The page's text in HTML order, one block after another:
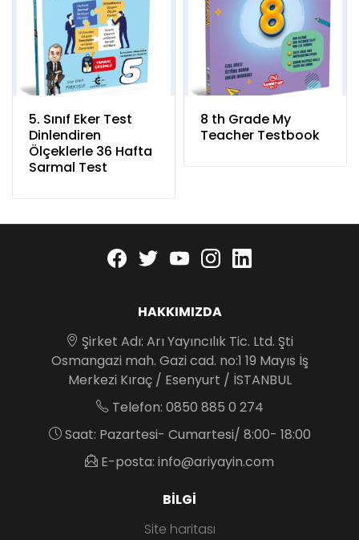
5. Sınıf Eker Test
Dinlendiren
Ölçeklerle 36 Hafta
Sarmal Test
8 th Grade My
Teacher Testbook
Facebook
twitteryoutubeinstagram
HAKKIMIZDA
Şirket Adı: Arı Yayıncılık Tic. Ltd. Şti
Osmangazi mah. Gazi cad. no:1 19 Mayıs İş
Merkezi Kıraç / Esenyurt / İSTANBUL
Telefon: 0850 885 0 274
Saat: Pazartesi- Cumartesi/ 8:00- 18:00
E-posta: info@ariyayin.com
BILGI
Site haritası